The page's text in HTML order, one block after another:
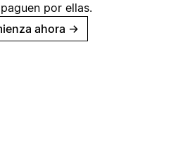
por ellas.
ahora →